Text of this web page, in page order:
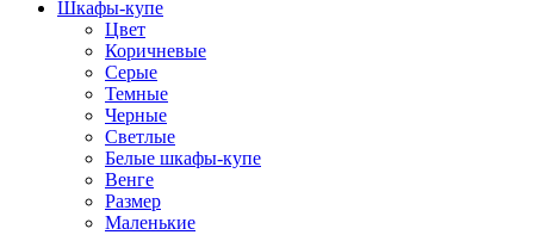
Шкафы-купе
Цвет
Коричневые
Серые
Темные
Черные
Светлые
Белые шкафы-купе
Венге
Размер
Маленькие